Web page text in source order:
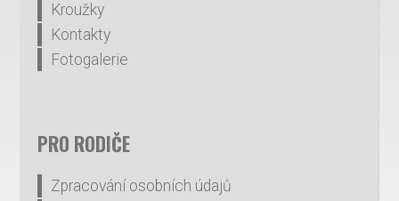
Kroužky
Kontakty
Fotogalerie
PRO RODIČE
Zpracování osobních údajů